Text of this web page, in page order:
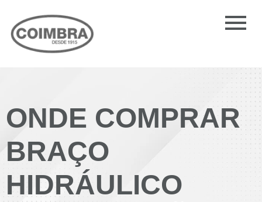
ONDE COMPRAR
BRAÇO
HIDRÁULICO